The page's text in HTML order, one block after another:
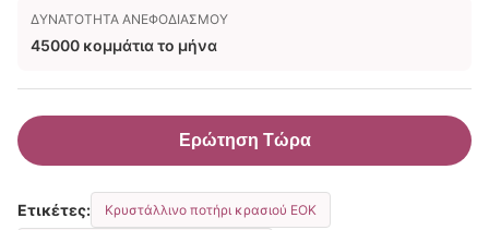
ΔΥΝΑΤΌΤΗΤΑ ΑΝΕΦΟΔΙΑΣΜΟΎ
45000 κομμάτια το μήνα
Ερώτηση Τώρα
Ετικέτες: Κρυστάλλινο ποτήρι κρασιού ΕΟΚ